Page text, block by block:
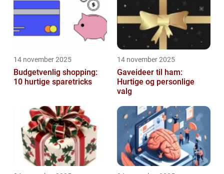
14 november 2025
Budgetvenlig shopping:
10 hurtige sparetricks
14 november 2025
Gaveideer til ham:
Hurtige og personlige
valg